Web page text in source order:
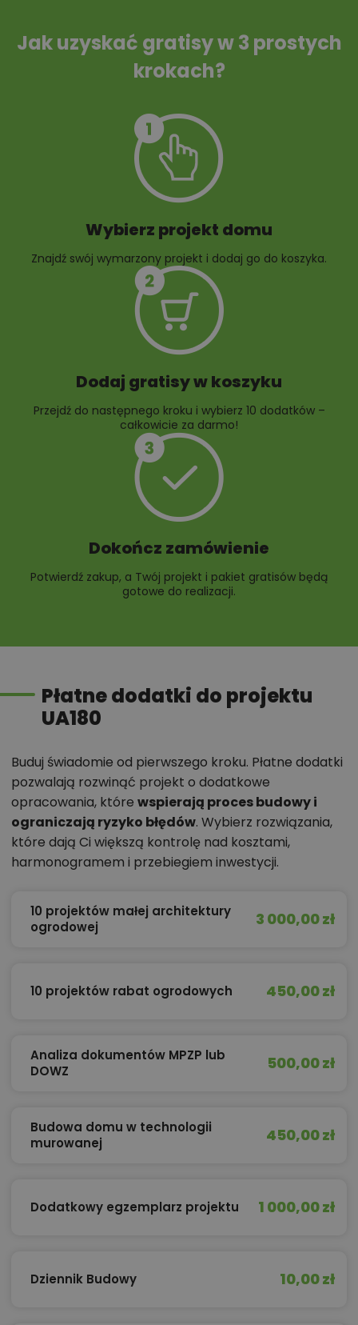
10 projektów małej
10 projektów rabat
Jak uzyskać gratisy w 3 prostych
krokach?
Wybierz projekt domu
Znajdź swój wymarzony projekt i dodaj go do koszyka.
Dodaj gratisy w koszyku
Przejdź do następnego kroku i wybierz 10 dodatków –
całkowicie za darmo!
Dokończ zamówienie
Potwierdź zakup, a Twój projekt i pakiet gratisów będą
gotowe do realizacji.
Płatne dodatki do projektu
UA180
Buduj świadomie od pierwszego kroku. Płatne dodatki
pozwalają rozwinąć projekt o dodatkowe
opracowania, które wspierają proces budowy i
ograniczają ryzyko błędów. Wybierz rozwiązania,
które dają Ci większą kontrolę nad kosztami,
harmonogramem i przebiegiem inwestycji.
10 projektów małej architektury
ogrodowej
3 000,00 zł
10 projektów rabat ogrodowych 450,00 zł
Analiza dokumentów MPZP lub
DOWZ
500,00 zł
Budowa domu w technologii
murowanej
450,00 zł
Dodatkowy egzemplarz projektu 1 000,00 zł
Dziennik Budowy 10,00 zł